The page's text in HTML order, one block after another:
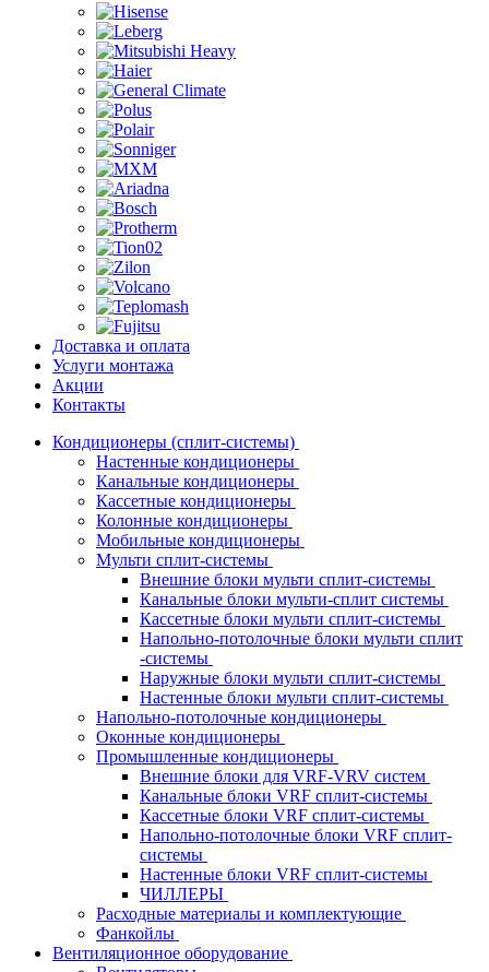
Доставка и оплата
Услуги монтажа
Акции
Контакты
Кондиционеры (сплит-системы)
Настенные кондиционеры
Канальные кондиционеры
Кассетные кондиционеры
Колонные кондиционеры
Мобильные кондиционеры
Мульти сплит-системы
Внешние блоки мульти сплит-системы
Канальные блоки мульти-сплит системы
Кассетные блоки мульти сплит-системы
Напольно-потолочные блоки мульти сплит
-системы
Наружные блоки мульти сплит-системы
Настенные блоки мульти сплит-системы
Напольно-потолочные кондиционеры
Оконные кондиционеры
Промышленные кондиционеры
Внешние блоки для VRF-VRV систем
Канальные блоки VRF сплит-системы
Кассетные блоки VRF сплит-системы
Напольно-потолочные блоки VRF сплит-
системы
Настенные блоки VRF сплит-системы
ЧИЛЛЕРЫ
Расходные материалы и комплектующие
Фанкойлы
Вентиляционное оборудование